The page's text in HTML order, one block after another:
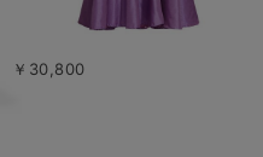
￥30,800